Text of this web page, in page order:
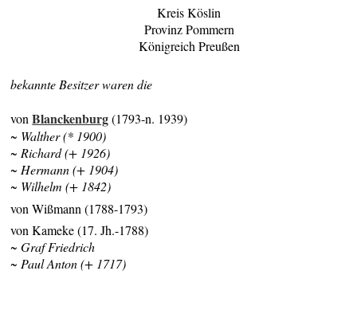
Kreis Köslin
Provinz Pommern
Königreich Preußen
bekannte Besitzer waren die
vonBlanckenburg(1793-n. 1939)
~ Walther (* 1900)
~ Richard (+ 1926)
~ Hermann (+ 1904)
~ Wilhelm (+ 1842)
von Wißmann (1788-1793)
von Kameke (17. Jh.-1788)
~ Graf Friedrich
~ Paul Anton (+ 1717)